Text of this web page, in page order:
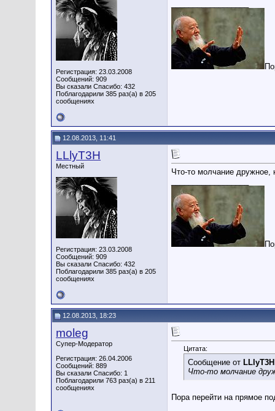
Регистрация: 23.03.2008
Сообщений: 909
Вы сказали Спасибо: 432
Поблагодарили 385 раз(а) в 205
сообщениях
12.08.2013, 11:41
LLlyT3H
Местный
Регистрация: 23.03.2008
Сообщений: 909
Вы сказали Спасибо: 432
Поблагодарили 385 раз(а) в 205
сообщениях
Что-то молчание дружное,
12.08.2013, 18:23
moleg
Супер-Модератор
Регистрация: 26.04.2006
Сообщений: 889
Вы сказали Спасибо: 1
Поблагодарили 763 раз(а) в 211
сообщениях
Цитата:
Сообщение от LLlyT3H
Что-то молчание
Пора перейти на прямое